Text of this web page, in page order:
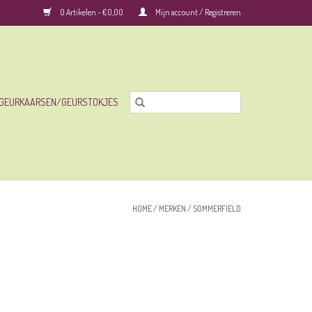
0 Artikelen - €0,00 Mijn account / Registreren
GEURSTOKJES
HOME/ MERKEN / SOMMERFIELD